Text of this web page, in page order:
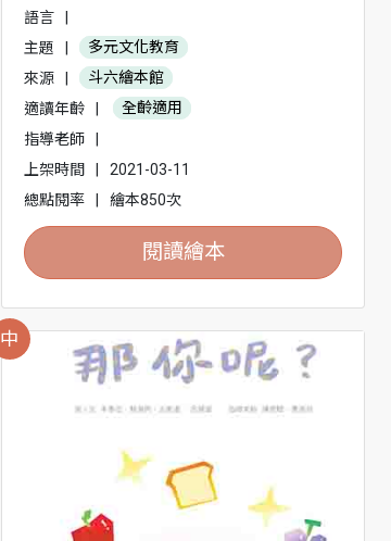
語言
主題
多元文化教育
來源
斗六繪本館
適讀年齡
全齡適用
指導老師
上架時間
2021-03-11
總點閱率
繪本850次
閱讀繪本
中